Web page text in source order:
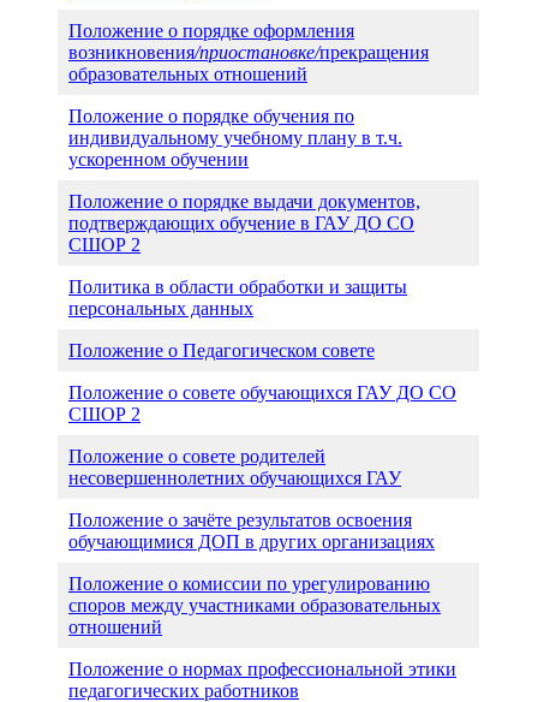
Положение о порядке оформления
возникновения/приостановке/прекращения
образовательных отношений
Положение о порядке обучения по
индивидуальному учебному плану в т.ч.
ускоренном обучении
Положение о порядке выдачи документов,
подтверждающих обучение в ГАУ ДО СО
СШОР 2
Политика в области обработки и защиты
персональных данных
Положение о Педагогическом совете
Положение о совете обучающихся ГАУ ДО СО
СШОР 2
Положение о совете родителей
несовершеннолетних обучающихся ГАУ
Положение о зачёте результатов освоения
обучающимися ДОП в других организациях
Положение о комиссии по урегулированию
споров между участниками образовательных
отношений
Положение о нормах профессиональной этики
педагогических работников